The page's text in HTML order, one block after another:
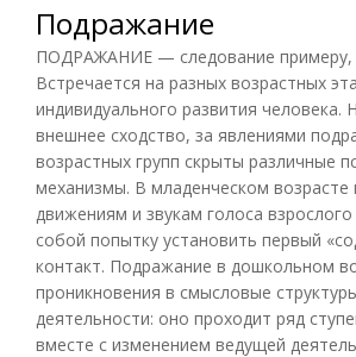
Подражание
ПОДРАЖАНИЕ — следование примеру,
Встречается на разных возрастных
индивидуального развития человека.
внешнее сходство, за явлениями
возрастных групп скрыты различные
механизмы. В младенческом возрасте
движениям и звукам голоса
собой попытку установить первый
контакт. Подражание в дошкольном
проникновения в смысловые
деятельности: оно проходит ряд
вместе с изменением ведущей